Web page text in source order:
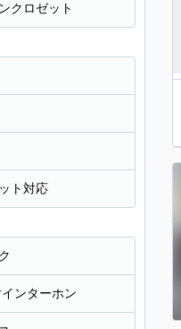
クロゼット
ト対応
ンターホン